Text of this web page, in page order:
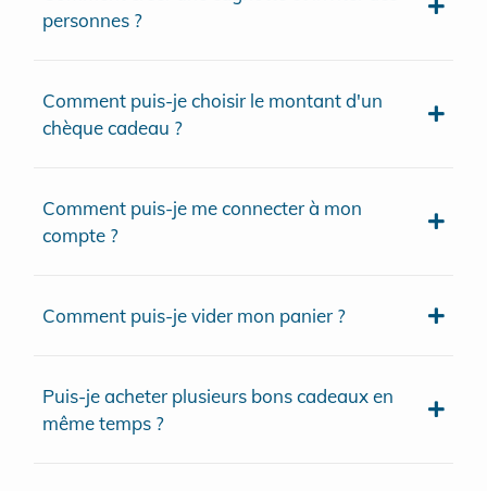
personnes ?
Comment puis-je choisir le montant d'un
chèque cadeau ?
Comment puis-je me connecter à mon
compte ?
Comment puis-je vider mon panier ?
Puis-je acheter plusieurs bons cadeaux en
même temps ?